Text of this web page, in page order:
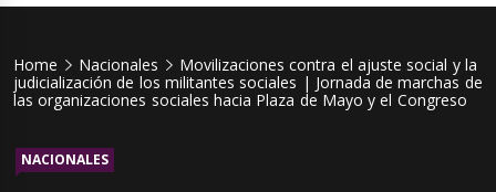
Home Nacionales
Movilizaciones contra el ajuste social y la
judicialización de los militantes sociales | Jornada de marchas de
las organizaciones sociales hacia Plaza de Mayo y el Congreso
NACIONALES